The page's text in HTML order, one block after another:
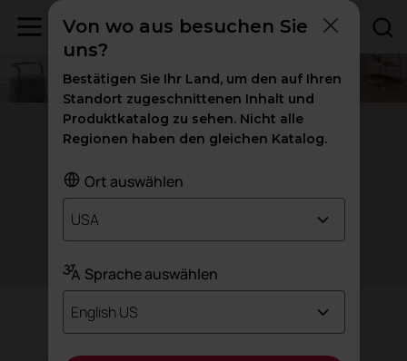
A+S Work
Der erste
All-in-One-Bürostuhl
Von wo aus besuchen Sie
uns?
Bestätigen Sie Ihr Land, um den auf Ihren
Standort zugeschnittenen Inhalt und
Produktkatalog zu sehen. Nicht alle
Regionen haben den gleichen Katalog.
Ort auswählen
USA
Sprache auswählen
English US